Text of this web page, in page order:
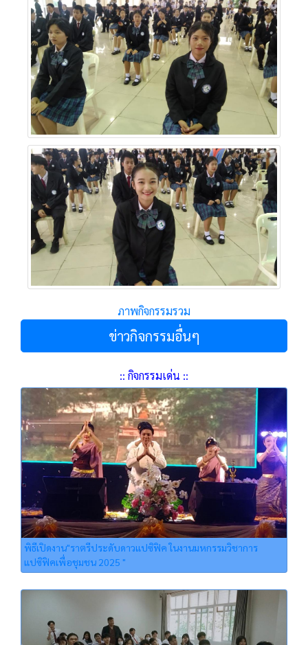
ภาพกิจกรรมรวม
ข่าวกิจกรรมอื่นๆ
:: กิจกรรมเด่น ::
พิธีเปิดงาน"ราตรีประดับดาวแปซิฟิค ในงานมหกรรมวิชาการ
แปซิฟิคเพื่อชุมชน 2025 "